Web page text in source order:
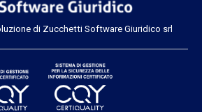
di Zucchetti Software Giuridico srl